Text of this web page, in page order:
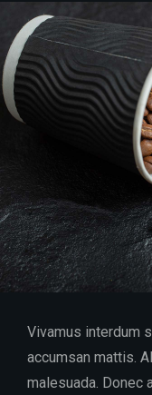
Vivamus interdum
accumsan mattis.
malesuada. Donec